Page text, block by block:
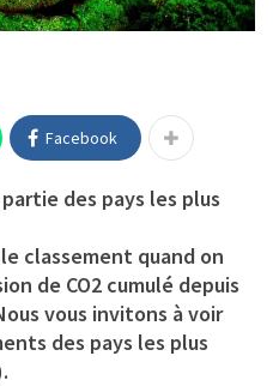
Facebook
des pays les plus
classement quand on
de CO2 cumulé depuis
vous invitons à voir
des pays les plus